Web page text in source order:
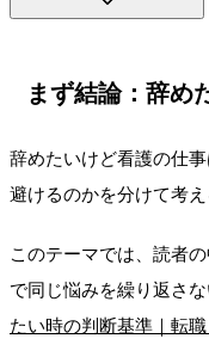
まず結論：辞め
辞めたいけど看護の仕
避けるのかを分けて考え
このテーマでは、読者
で同じ悩みを繰り返さ
たい時の判断基準｜転